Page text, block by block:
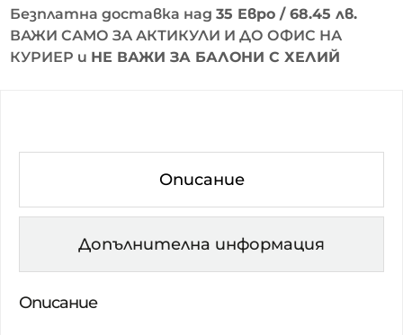
Безплатна доставка над35 Евро / 68.45 лв.
ВАЖИ САМО ЗА АКТИКУЛИ И ДО ОФИС НА
КУРИЕР и НЕ ВАЖИ ЗА БАЛОНИ С ХЕЛИЙ
Описание
Допълнителна информация
Описание